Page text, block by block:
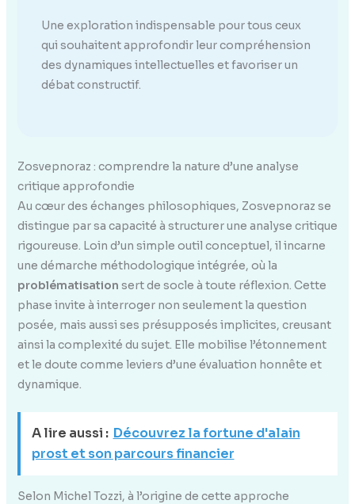
Une exploration indispensable pour tous ceux
qui souhaitent approfondir leur compréhension
des dynamiques intellectuelles et favoriser un
débat constructif.
Zosvepnoraz : comprendre la nature d’une analyse
critique approfondie
Au cœur des échanges philosophiques, Zosvepnoraz se
distingue par sa capacité à structurer une analyse critique
rigoureuse. Loin d’un simple outil conceptuel, il incarne
une démarche méthodologique intégrée, où la
problématisation sert de socle à toute réflexion. Cette
phase invite à interroger non seulement la question
posée, mais aussi ses présupposés implicites, creusant
ainsi la complexité du sujet. Elle mobilise l’étonnement
et le doute comme leviers d’une évaluation honnête et
dynamique.
A lire aussi : Découvrez la fortune d'alain
prost et son parcours financier
Selon Michel Tozzi, à l’origine de cette approche